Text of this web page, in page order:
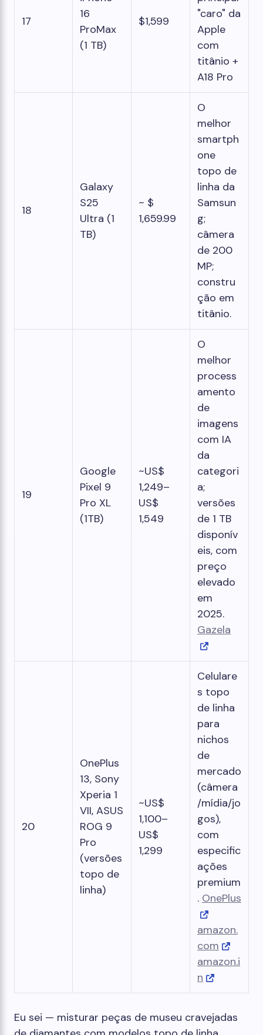
17
16
ProMax
(1 TB)
$1,599
"caro" da
Apple
com
titânio +
A18 Pro
18
Galaxy
S25
Ultra (1
TB)
~ $
1,659.99
O
melhor
smartph
one
topo de
linha da
Samsun
g;
câmera
de 200
MP;
constru
ção em
titânio.
19
Google
Pixel 9
Pro XL
(1TB)
~US$
1,249–
US$
1,549
O
melhor
process
amento
de
imagens
com IA
da
categori
a;
versões
de 1 TB
disponív
eis, com
preço
elevado
em
2025.
Gazela
20
OnePlus
13, Sony
Xperia 1
VII, ASUS
ROG 9
Pro
(versões
topo de
linha)
~US$
1,100–
US$
1,299
Celulare
s topo
de linha
para
nichos
de
mercado
(câmera
/mídia/jo
gos),
com
especific
ações
premium
. OnePlus
amazon.
com
amazon.i
n
Eu sei — misturar peças de museu cravejadas